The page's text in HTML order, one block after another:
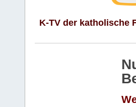
K-TV der katholische